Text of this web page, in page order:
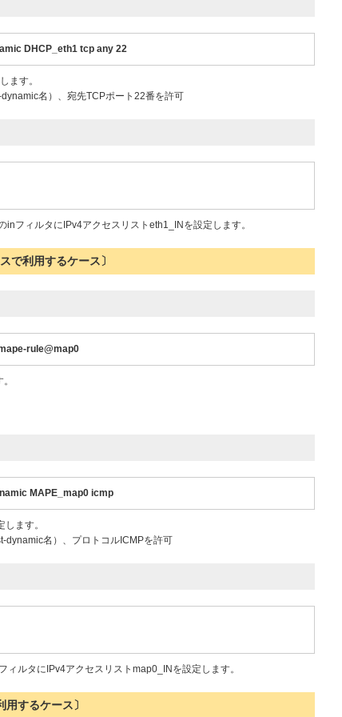
DHCP_eth1 tcp any 22
ます。
名）、宛先TCPポート22番を許可
フィルタにIPv4アクセスリストeth1_INを設定します。
で利用するケース〕
rule@map0
MAPE_map0 icmp
ます。
dynamic名）、プロトコルICMPを許可
ルタにIPv4アクセスリストmap0_INを設定します。
するケース〕